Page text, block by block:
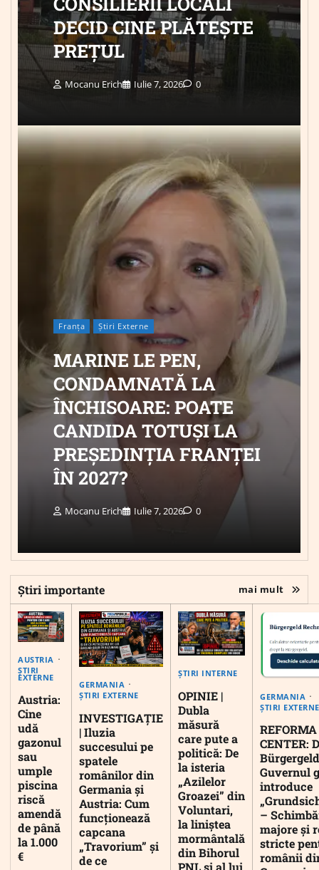
DECID CINE PLĂTEȘTE
PREȚUL
Mocanu Erich Iulie 7, 2026 0
Franța Știri Externe
MARINE LE PEN,
CONDAMNATĂ LA
ÎNCHISOARE: POATE
CANDIDA TOTUȘI LA
PREȘEDINȚIA FRANȚEI
ÎN 2027?
Mocanu Erich Iulie 7, 2026 0
Știri importante mai mult
AUSTRIA
ȘTIRI
EXTERNE
Austria:
Cine
udă
gazonul
sau
umple
piscina
riscă
amendă
de până
la 1.000
€
GERMANIA
ȘTIRI EXTERNE
INVESTIGAȚIE
| Iluzia
succesului pe
spatele
românilor din
Germania și
Austria: Cum
funcționează
capcana
„Travorium” și
de ce
ȘTIRI INTERNE
OPINIE |
Dubla
măsură
care pute a
politică: De
la isteria
„Azilelor
Groazei” din
Voluntari,
la liniștea
mormântală
din Bihorul
PNL și al lui
GERMANIA
ȘTIRI EXTERNE
CENTER:
Guvernul
introduce
–
majore și
stricte
românii